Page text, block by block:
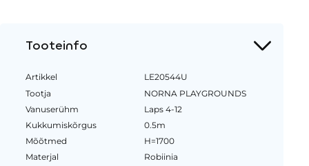
Tooteinfo
Artikkel
LE20544U
Tootja
NORNA PLAYGROUNDS
Vanuserühm
Laps 4-12
Kukkumiskõrgus
0.5m
Mõõtmed
H=1700
Materjal
Robiinia